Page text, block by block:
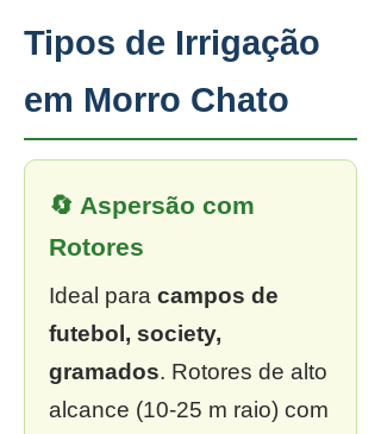
Tipos de Irrigação
em Morro Chato
🔄 Aspersão com
Rotores
Ideal para campos de
futebol, society,
gramados. Rotores de alto
alcance (10-25 m raio) com